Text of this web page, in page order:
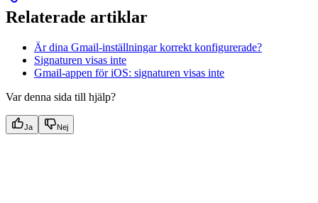
Relaterade artiklar
Är dina Gmail-inställningar korrekt konfigurerade?
Signaturen visas inte
Gmail-appen för iOS: signaturen visas inte
Var denna sida till hjälp?
Ja Nej